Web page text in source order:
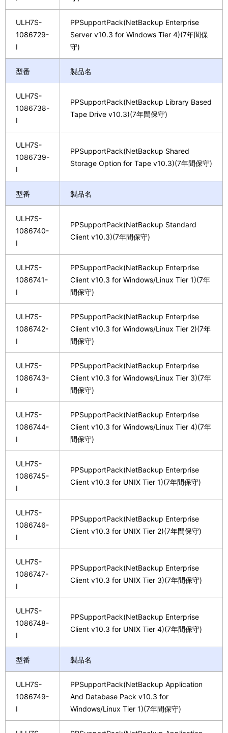
ULH7S-
1086729-
I
PPSupportPack(NetBackup Enterprise
Server v10.3 for Windows Tier 4)(7年間保
守)
型番 製品名
ULH7S-
1086738-
I
PPSupportPack(NetBackup Library Based
Tape Drive v10.3)(7年間保守)
ULH7S-
1086739-
I
PPSupportPack(NetBackup Shared
Storage Option for Tape v10.3)(7年間保守)
型番 製品名
ULH7S-
1086740-
I
PPSupportPack(NetBackup Standard
Client v10.3)(7年間保守)
ULH7S-
1086741-
I
PPSupportPack(NetBackup Enterprise
Client v10.3 for Windows/Linux Tier 1)(7年
間保守)
ULH7S-
1086742-
I
PPSupportPack(NetBackup Enterprise
Client v10.3 for Windows/Linux Tier 2)(7年
間保守)
ULH7S-
1086743-
I
PPSupportPack(NetBackup Enterprise
Client v10.3 for Windows/Linux Tier 3)(7年
間保守)
ULH7S-
1086744-
I
PPSupportPack(NetBackup Enterprise
Client v10.3 for Windows/Linux Tier 4)(7年
間保守)
ULH7S-
1086745-
I
PPSupportPack(NetBackup Enterprise
Client v10.3 for UNIX Tier 1)(7年間保守)
ULH7S-
1086746-
I
PPSupportPack(NetBackup Enterprise
Client v10.3 for UNIX Tier 2)(7年間保守)
ULH7S-
1086747-
I
PPSupportPack(NetBackup Enterprise
Client v10.3 for UNIX Tier 3)(7年間保守)
ULH7S-
1086748-
I
PPSupportPack(NetBackup Enterprise
Client v10.3 for UNIX Tier 4)(7年間保守)
型番 製品名
ULH7S-
1086749-
I
PPSupportPack(NetBackup Application
And Database Pack v10.3 for
Windows/Linux Tier 1)(7年間保守)